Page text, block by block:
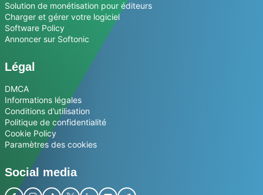
Solution de monétisation pour éditeurs
Charger et gérer votre logiciel
Software Policy
Annoncer sur Softonic
Légal
DMCA
Informations légales
Conditions d’utilisation
Politique de confidentialité
Cookie Policy
Paramètres des cookies
Social media